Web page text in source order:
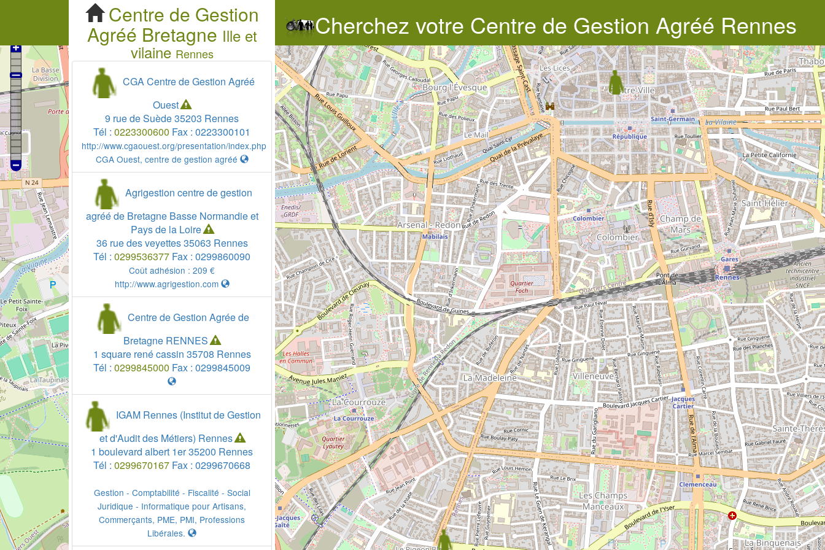
Cherchez votre Centre de Gestion Agréé Rennes
Centre de Gestion
Agréé Bretagne Ille et
vilaine Rennes
CGA Centre de Gestion Agréé
Ouest
9 rue de Suède35203 Rennes
Tél : 0223300600 Fax : 0223300101
http://www.cgaouest.org/presentation/index.php
CGA Ouest, centre de gestion agréé
Agrigestion centre de gestion
agréé de Bretagne Basse Normandie et
Pays de la Loire
36 rue des veyettes35063 Rennes
Tél : 0299536377 Fax : 0299860090
Coût adhésion : 209 €
http://www.agrigestion.com
Centre de Gestion Agrée de
Bretagne RENNES
1 square rené cassin 35708 Rennes
Tél : 0299845000 Fax : 0299845009
IGAM Rennes (Institut de Gestion
et d'Audit des Métiers) Rennes
1 boulevard albert 1er35200 Rennes
Tél : 0299670167 Fax : 0299670668
Gestion - Comptabilité - Fiscalité - Social
Juridique - Informatique pour Artisans,
Commerçants, PME, PMI, Professions
Libérales.